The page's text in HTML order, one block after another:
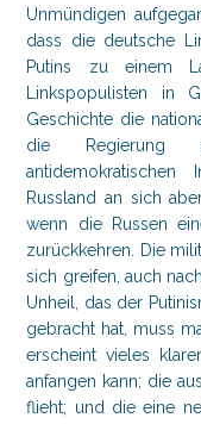
Unmündigen
dass die deutsche
Putins zu einem
Linkspopulisten in
Geschichte die
die Regierung
Russland an sich
wenn die Russen
zurückkehren. Die
sich greifen, auch
Unheil, das der
gebracht hat, muss
erscheint vieles
anfangen kann; die
flieht; und die eine